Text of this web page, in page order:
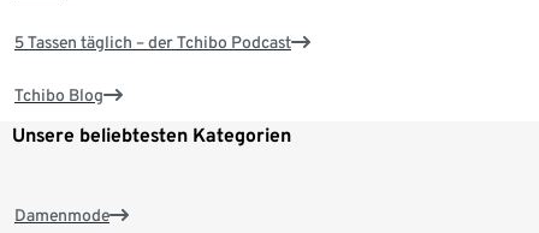
5 Tassen täglich – der Tchibo Podcast
Tchibo Blog
Unsere beliebtesten Kategorien
Damenmode